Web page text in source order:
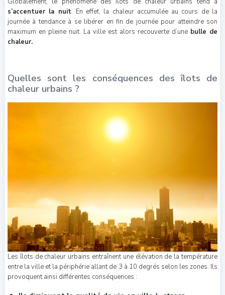
s’accentuer la nuit. En effet, la chaleur accumulée au cours de la
journée à tendance à se libérer en fin de journée pour atteindre son
maximum en pleine nuit. La ville est alors recouverte d’une bulle de
chaleur.
Quelles sont les conséquences des îlots de
chaleur urbains ?
Les îlots de chaleur urbains entraînent une élévation de la température
entre la ville et la périphérie allant de 3 à 10 degrés selon les zones. Ils
provoquent ainsi différentes conséquences :